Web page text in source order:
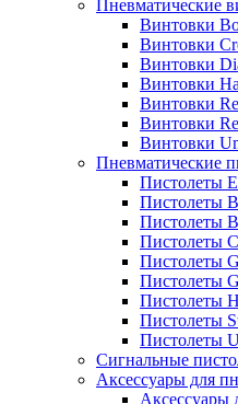
Пневматические
Винтовки
Винтовки
Винтовки
Винтовки
Винтовки
Винтовки
Винтовки
Пневматические
Пистолеты
Пистолеты
Пистолеты
Пистолеты
Пистолеты
Пистолеты
Пистолеты
Пистолеты
Пистолеты
Сигнальные
Аксессуары для
Аксессуары